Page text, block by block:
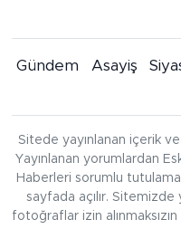
Gündem Asayiş
Sitede yayınlanan içerik
Yayınlanan yorumlardan
Haberleri sorumlu
sayfada açılır. Sitemizde
fotoğraflar izin